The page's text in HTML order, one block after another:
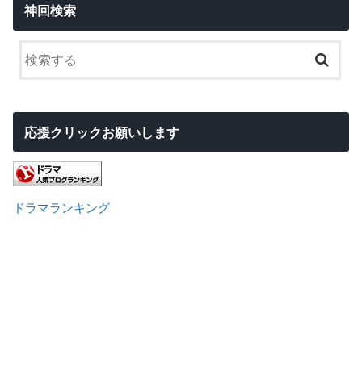
神回検索
応援クリックお願いします
ドラマランキング